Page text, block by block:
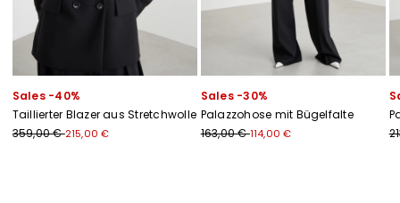
Sales -40%
Taillierter Blazer aus Stretchwolle
359,00 €215,00 €
Sales -30%
Palazzohose mit Bügelfalte
163,00 €114,00 €